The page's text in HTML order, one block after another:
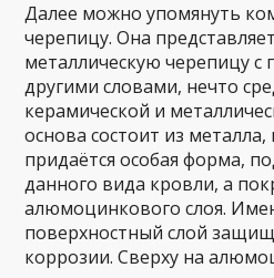
Далее можно упомянуть
черепицу. Она
металлическую черепицу с
другими словами, нечто
керамической и
основа состоит из
придаётся особая форма,
данного вида кровли, а
алюмоцинкового слоя.
поверхностный слой
коррозии. Сверху на